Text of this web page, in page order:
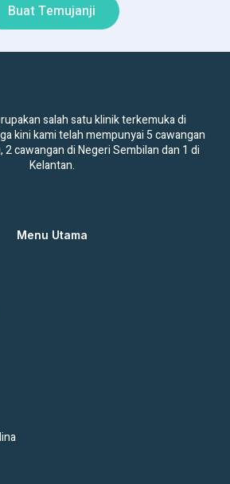
Buat Temujanji
salah satu klinik terkemuka di
kini kami telah mempunyai 5 cawangan
cawangan di Negeri Sembilan dan 1 di
Kelantan.
Menu Utama